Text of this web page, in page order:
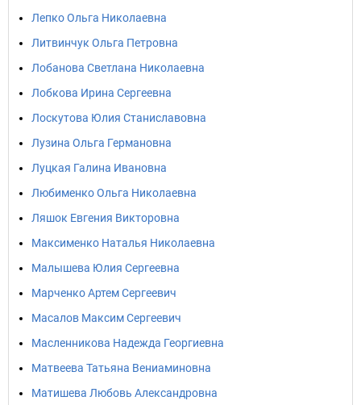
Лепко Ольга Николаевна
Литвинчук Ольга Петровна
Лобанова Светлана Николаевна
Лобкова Ирина Сергеевна
Лоскутова Юлия Станиславовна
Лузина Ольга Германовна
Луцкая Галина Ивановна
Любименко Ольга Николаевна
Ляшок Евгения Викторовна
Максименко Наталья Николаевна
Малышева Юлия Сергеевна
Марченко Артем Сергеевич
Масалов Максим Сергеевич
Масленникова Надежда Георгиевна
Матвеева Татьяна Вениаминовна
Матишева Любовь Александровна